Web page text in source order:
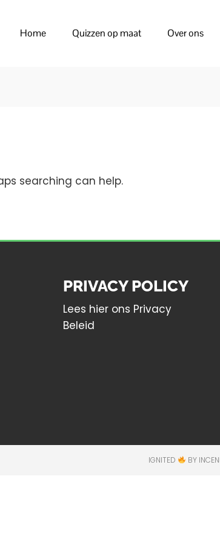
Home Quizzen op maat Over ons
searching can help.
PRIVACY POLICY
Lees hier ons Privacy
Beleid
IGNITED BY